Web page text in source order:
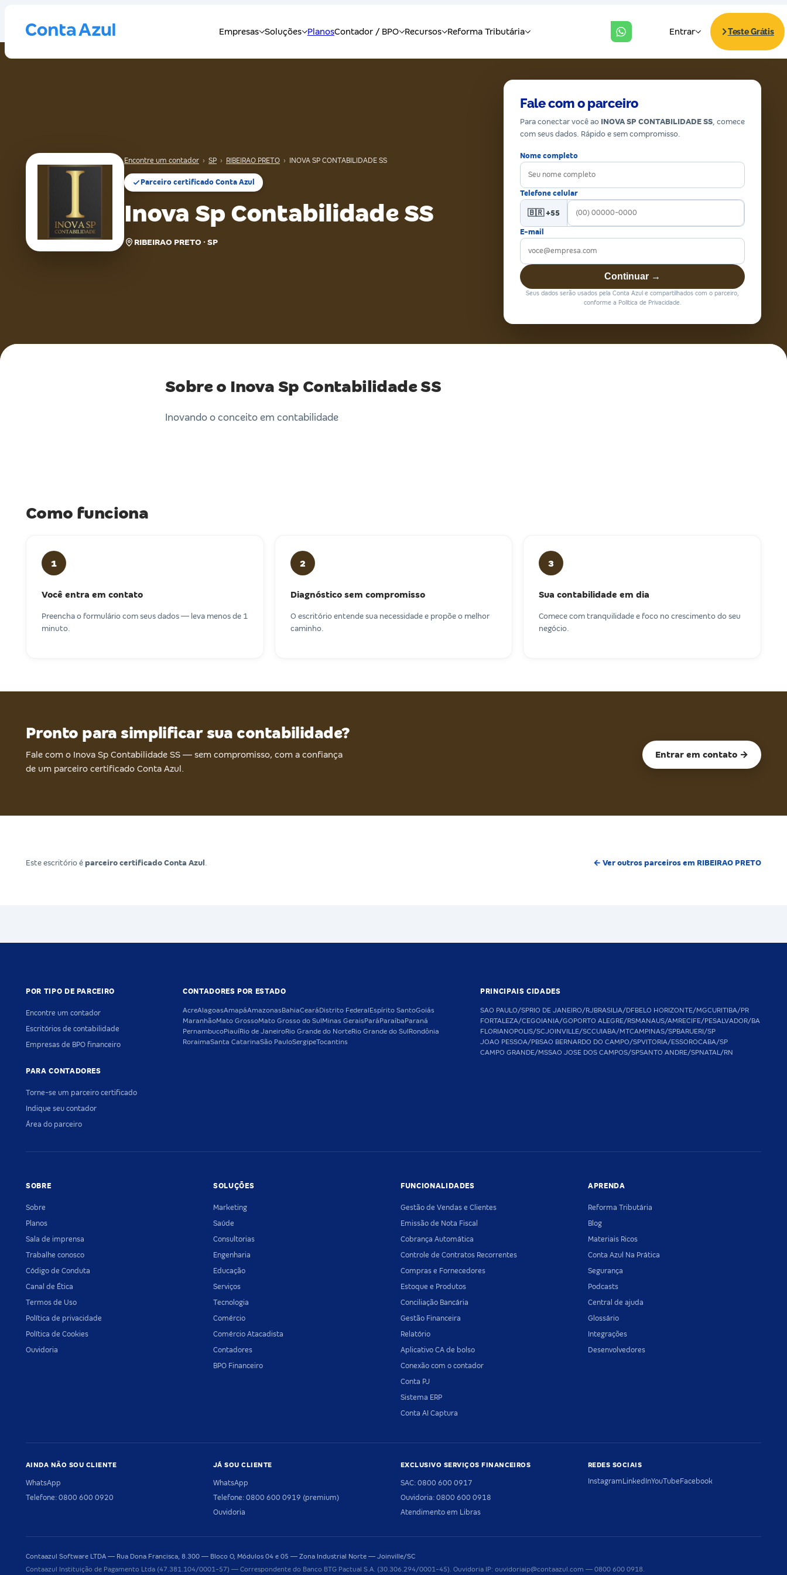
Encontre um contador › SP › RIBEIRAO PRETO › INOVA SP CONTABILIDADE SS
Parceiro certificado Conta Azul
Inova Sp Contabilidade SS
RIBEIRAO PRETO · SP
Fale com o parceiro
Para conectar você ao INOVA SP CONTABILIDADE SS, comece
com seus dados. Rápido e sem compromisso.
Nome completo
Telefone celular
🇧🇷 +55
E-mail
Continuar →
Seus dados serão usados pela Conta Azul e compartilhados com o parceiro,
conforme a Política de Privacidade.
Sobre o Inova Sp Contabilidade SS
Inovando o conceito em contabilidade
Como funciona
1
Você entra em contato
Preencha o formulário com seus dados — leva menos de 1
minuto.
2
Diagnóstico sem compromisso
O escritório entende sua necessidade e propõe o melhor
caminho.
3
Sua contabilidade em dia
Comece com tranquilidade e foco no crescimento do seu
negócio.
Pronto para simplificar sua contabilidade?
Fale com o Inova Sp Contabilidade SS — sem compromisso, com a confiança
de um parceiro certificado Conta Azul.
Entrar em contato →
Este escritório é parceiro certificado Conta Azul . ← Ver outros parceiros em RIBEIRAO PRETO
POR TIPO DE PARCEIRO
Encontre um contador
Escritórios de contabilidade
Empresas de BPO financeiro
PARA CONTADORES
Torne-se um parceiro certificado
Indique seu contador
Área do parceiro
CONTADORES POR ESTADO
AcreAlagoasAmapáAmazonasBahiaCearáDistrito FederalEspírito SantoGoiás
MaranhãoMato GrossoMato Grosso do SulMinas GeraisParáParaíbaParaná
PernambucoPiauíRio de JaneiroRio Grande do NorteRio Grande do SulRondônia
RoraimaSanta CatarinaSão PauloSergipeTocantins
PRINCIPAIS CIDADES
SAO PAULO/SPRIO DE JANEIRO/RJBRASILIA/DFBELO HORIZONTE/MGCURITIBA/PR
FORTALEZA/CEGOIANIA/GOPORTO ALEGRE/RSMANAUS/AMRECIFE/PESALVADOR/BA
FLORIANOPOLIS/SCJOINVILLE/SCCUIABA/MTCAMPINAS/SPBARUERI/SP
JOAO PESSOA/PBSAO BERNARDO DO CAMPO/SPVITORIA/ESSOROCABA/SP
CAMPO GRANDE/MSSAO JOSE DOS CAMPOS/SPSANTO ANDRE/SPNATAL/RN
SOBRE
Sobre
Planos
Sala de imprensa
Trabalhe conosco
Código de Conduta
Canal de Ética
Termos de Uso
Política de privacidade
Política de Cookies
Ouvidoria
SOLUÇÕES
Marketing
Saúde
Consultorias
Engenharia
Educação
Serviços
Tecnologia
Comércio
Comércio Atacadista
Contadores
BPO Financeiro
FUNCIONALIDADES
Gestão de Vendas e Clientes
Emissão de Nota Fiscal
Cobrança Automática
Controle de Contratos Recorrentes
Compras e Fornecedores
Estoque e Produtos
Conciliação Bancária
Gestão Financeira
Relatório
Aplicativo CA de bolso
Conexão com o contador
Conta PJ
Sistema ERP
Conta AI Captura
APRENDA
Reforma Tributária
Blog
Materiais Ricos
Conta Azul Na Prática
Segurança
Podcasts
Central de ajuda
Glossário
Integrações
Desenvolvedores
AINDA NÃO SOU CLIENTE
WhatsApp
Telefone: 0800 600 0920
JÁ SOU CLIENTE
WhatsApp
Telefone: 0800 600 0919 (premium)
Ouvidoria
EXCLUSIVO SERVIÇOS FINANCEIROS
SAC: 0800 600 0917
Ouvidoria: 0800 600 0918
Atendimento em Libras
REDES SOCIAIS
InstagramLinkedInYouTubeFacebook
Contaazul Software LTDA — Rua Dona Francisca, 8.300 — Bloco O, Módulos 04 e 05 — Zona Industrial Norte — Joinville/SC
Contaazul Instituição de Pagamento Ltda (47.381.104/0001-57) — Correspondente do Banco BTG Pactual S.A. (30.306.294/0001-45). Ouvidoria IP: ouvidoriaip@contaazul.com — 0800 600 0918.